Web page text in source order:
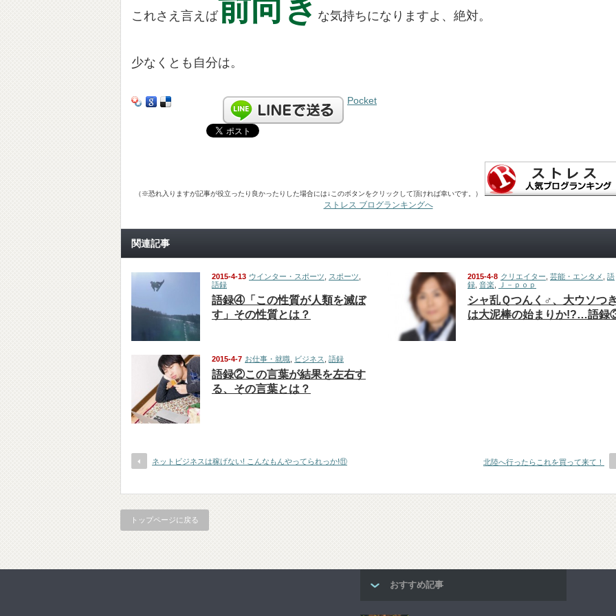
これさえ言えば前向き な気持ちになりますよ、絶対。
少なくとも自分は。
Pocket
（※恐れ入りますが記事が役立ったり良かったりした場合には↓このボタンをクリックして頂ければ幸いです。）
ストレス ブログランキングへ
関連記事
2015-4-13 ウインター・スポーツ スポーツ
語録
語録④「この性質が人類を滅ぼ
す」その性質とは？
2015-4-8 クリエイター 芸能・エンタメ
語
録 音楽 Ｊ－ｐｏｐ
シャ乱Ｑつんく♂、大ウソつ
は大泥棒の始まりか!?…語
2015-4-7 お仕事・就職 ビジネス 語録
語録②この言葉が結果を左右す
る、その言葉とは？
ネットビジネスは稼げない! こんなもんやってられっか!⑪ 北陸へ行ったらこれを買って来て！
トップページに戻る
おすすめ記事